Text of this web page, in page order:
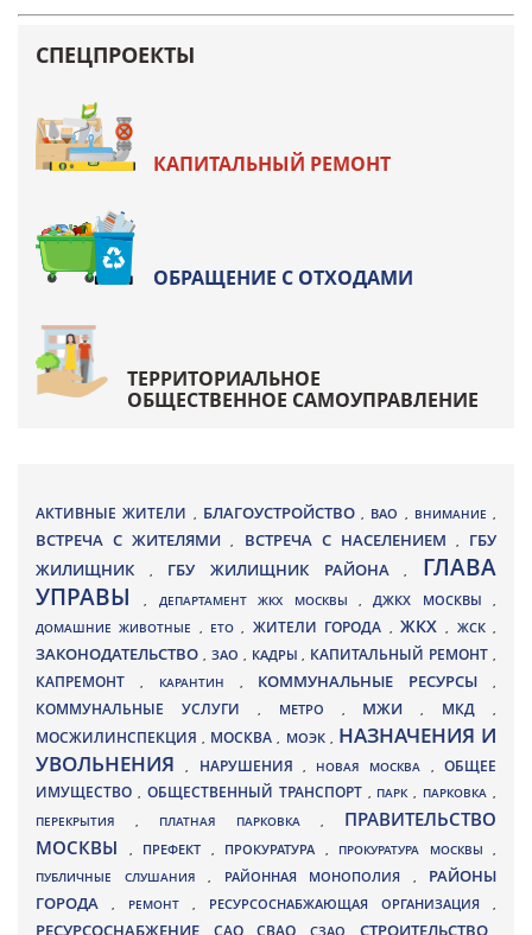
СПЕЦПРОЕКТЫ
КАПИТАЛЬНЫЙ РЕМОНТ
ОБРАЩЕНИЕ С ОТХОДАМИ
ТЕРРИТОРИАЛЬНОЕ
ОБЩЕСТВЕННОЕ САМОУПРАВЛЕНИЕ
АКТИВНЫЕ ЖИТЕЛИ , БЛАГОУСТРОЙСТВО , ВАО , ВНИМАНИЕ ,
ВСТРЕЧА С ЖИТЕЛЯМИ, ВСТРЕЧА С НАСЕЛЕНИЕМ , ГБУ
ЖИЛИЩНИК
, ГБУ ЖИЛИЩНИК РАЙОНА, ГЛАВА
УПРАВЫ, ДЕПАРТАМЕНТ ЖКХ МОСКВЫ ,ДЖКХ МОСКВЫ ,
ДОМАШНИЕ ЖИВОТНЫЕ , ЕТО, ЖИТЕЛИ ГОРОДА , ЖКХ, ЖСК,
ЗАКОНОДАТЕЛЬСТВО , ЗАО , КАДРЫ, КАПИТАЛЬНЫЙ РЕМОНТ ,
КАПРЕМОНТ , КАРАНТИН , КОММУНАЛЬНЫЕ РЕСУРСЫ,
КОММУНАЛЬНЫЕ УСЛУГИ , МЕТРО , МЖИ, МКД ,
МОСЖИЛИНСПЕКЦИЯ, МОСКВА , МОЭК , НАЗНАЧЕНИЯ И
УВОЛЬНЕНИЯ, НАРУШЕНИЯ , НОВАЯ МОСКВА ,ОБЩЕЕ
ИМУЩЕСТВО , ОБЩЕСТВЕННЫЙ ТРАНСПОРТ , ПАРК, ПАРКОВКА ,
ПЕРЕКРЫТИЯ , ПЛАТНАЯ ПАРКОВКА , ПРАВИТЕЛЬСТВО
МОСКВЫ
, ПРЕФЕКТ , ПРОКУРАТУРА , ПРОКУРАТУРА МОСКВЫ ,
ПУБЛИЧНЫЕ СЛУШАНИЯ , РАЙОННАЯ МОНОПОЛИЯ , РАЙОНЫ
ГОРОДА
, РЕМОНТ , РЕСУРСОСНАБЖАЮЩАЯ ОРГАНИЗАЦИЯ ,
РЕСУРСОСНАБЖЕНИЕ, САО,СВАО ,СЗАО, СТРОИТЕЛЬСТВО,